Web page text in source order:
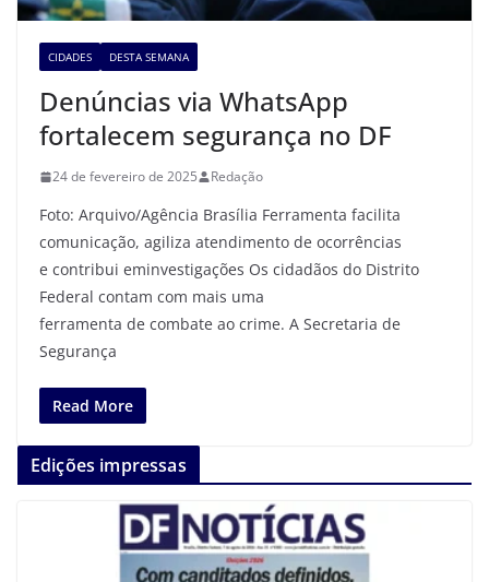
CIDADES DESTA SEMANA
Denúncias via WhatsApp
fortalecem segurança no DF
24 de fevereiro de 2025 Redação
Foto: Arquivo/Agência Brasília Ferramenta facilita
comunicação, agiliza atendimento de ocorrências
e contribui eminvestigações Os cidadãos do Distrito
Federal contam com mais uma
ferramenta de combate ao crime. A Secretaria de
Segurança
Read More
Edições impressas